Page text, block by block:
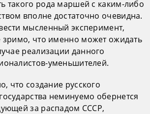
такого рода маршей с каким-либо
вполне достаточно очевидна.
мысленный эксперимент,
зримо, что именно может ожидать
реализации данного
уменьшителей.
что создание русского
неминуемо обернется
за распадом СССР,